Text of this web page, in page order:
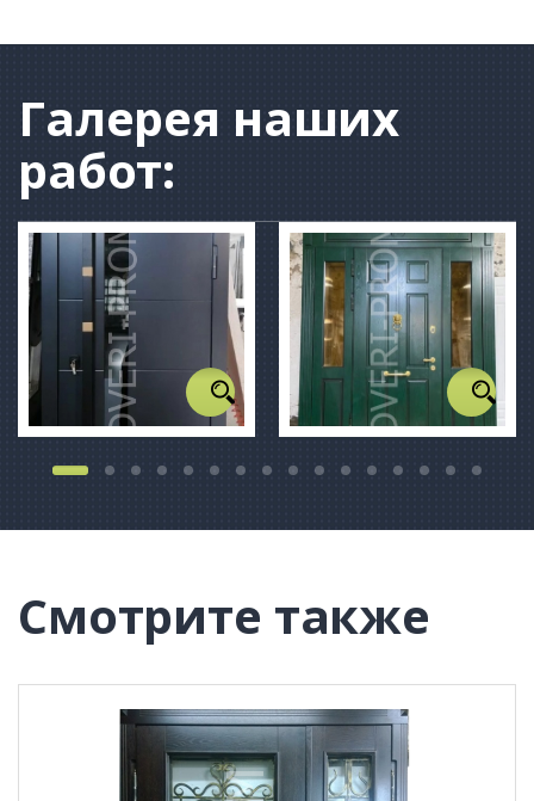
Галерея наших
работ:
Смотрите также